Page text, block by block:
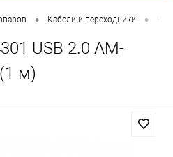
• Кабели и переходники •
USB 2.0 AM-
м)